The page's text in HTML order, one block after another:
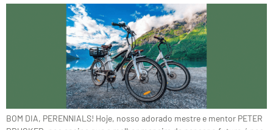
BOM DIA, PERENNIALS! Hoje, nosso adorado mestre e mentor PETER